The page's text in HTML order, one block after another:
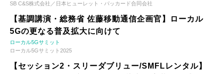
SB C&S株式会社／日本ヒューレット・パッカード合同会社
【基調講演・総務省 佐藤移動通信企画官】ローカル
5Gの更なる普及拡大に向けて
ローカル5Gサミット
ローカル5Gサミット2025
【セッション2・スリーダブリュー/SMFLレンタル】